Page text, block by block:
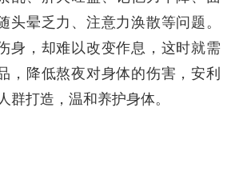
头晕乏力、注意力涣散等问题。
身，却难以改变作息，这时就需
，降低熬夜对身体的伤害，安利
群打造，温和养护身体。